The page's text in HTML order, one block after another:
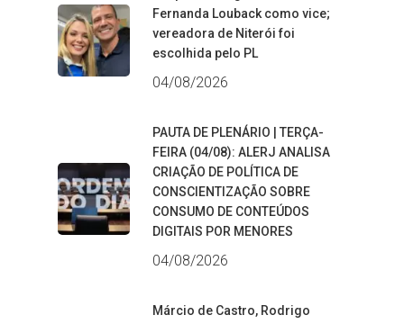
Fernanda Louback como vice;
vereadora de Niterói foi
escolhida pelo PL
04/08/2026
PAUTA DE PLENÁRIO | TERÇA-
FEIRA (04/08): ALERJ ANALISA
CRIAÇÃO DE POLÍTICA DE
CONSCIENTIZAÇÃO SOBRE
CONSUMO DE CONTEÚDOS
DIGITAIS POR MENORES
04/08/2026
Márcio de Castro, Rodrigo